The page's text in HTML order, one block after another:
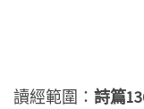
讀經範圍： 詩篇